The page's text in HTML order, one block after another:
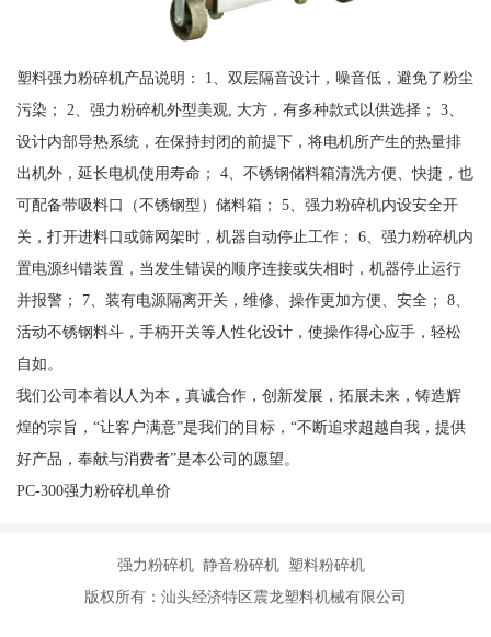
塑料强力粉碎机产品说明： 1、双层隔音设计，噪音低，避免了粉尘
污染； 2、强力粉碎机外型美观, 大方，有多种款式以供选择； 3、
设计内部导热系统，在保持封闭的前提下，将电机所产生的热量排
出机外，延长电机使用寿命； 4、不锈钢储料箱清洗方便、快捷，也
可配备带吸料口（不锈钢型）储料箱； 5、强力粉碎机内设安全开
关，打开进料口或筛网架时，机器自动停止工作； 6、强力粉碎机内
置电源纠错装置，当发生错误的顺序连接或失相时，机器停止运行
并报警； 7、装有电源隔离开关，维修、操作更加方便、安全； 8、
活动不锈钢料斗，手柄开关等人性化设计，使操作得心应手，轻松
自如。
我们公司本着以人为本，真诚合作，创新发展，拓展未来，铸造辉
煌的宗旨，“让客户满意”是我们的目标，“不断追求超越自我，提供
好产品，奉献与消费者”是本公司的愿望。
PC-300强力粉碎机单价
强力粉碎机 静音粉碎机 塑料粉碎机
版权所有：汕头经济特区震龙塑料机械有限公司